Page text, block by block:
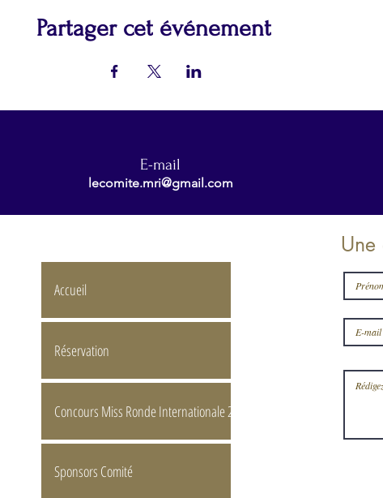
Partager cet événement
E-mail
lecomite.mri@gmail.com
Accueil
Réservation
Concours Miss Ronde Internationale 2026
Sponsors Comité
Une